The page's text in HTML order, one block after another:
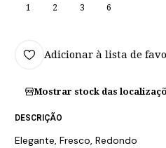
1 2 3 6
Adicionar à lista de
Mostrar stock das
DESCRIÇÃO
Elegante, Fresco, Redondo